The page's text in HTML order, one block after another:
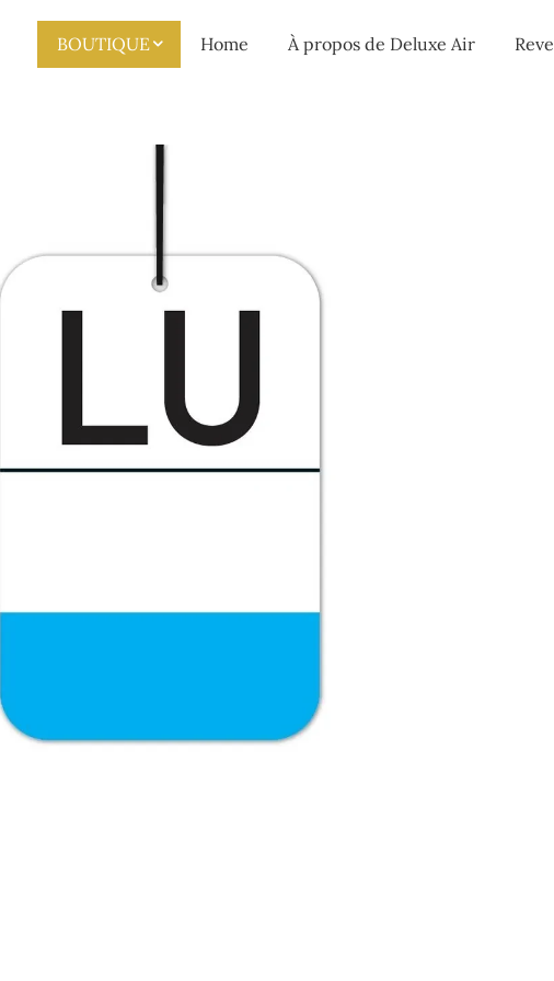
BOUTIQUE
Home À propos de Deluxe Air